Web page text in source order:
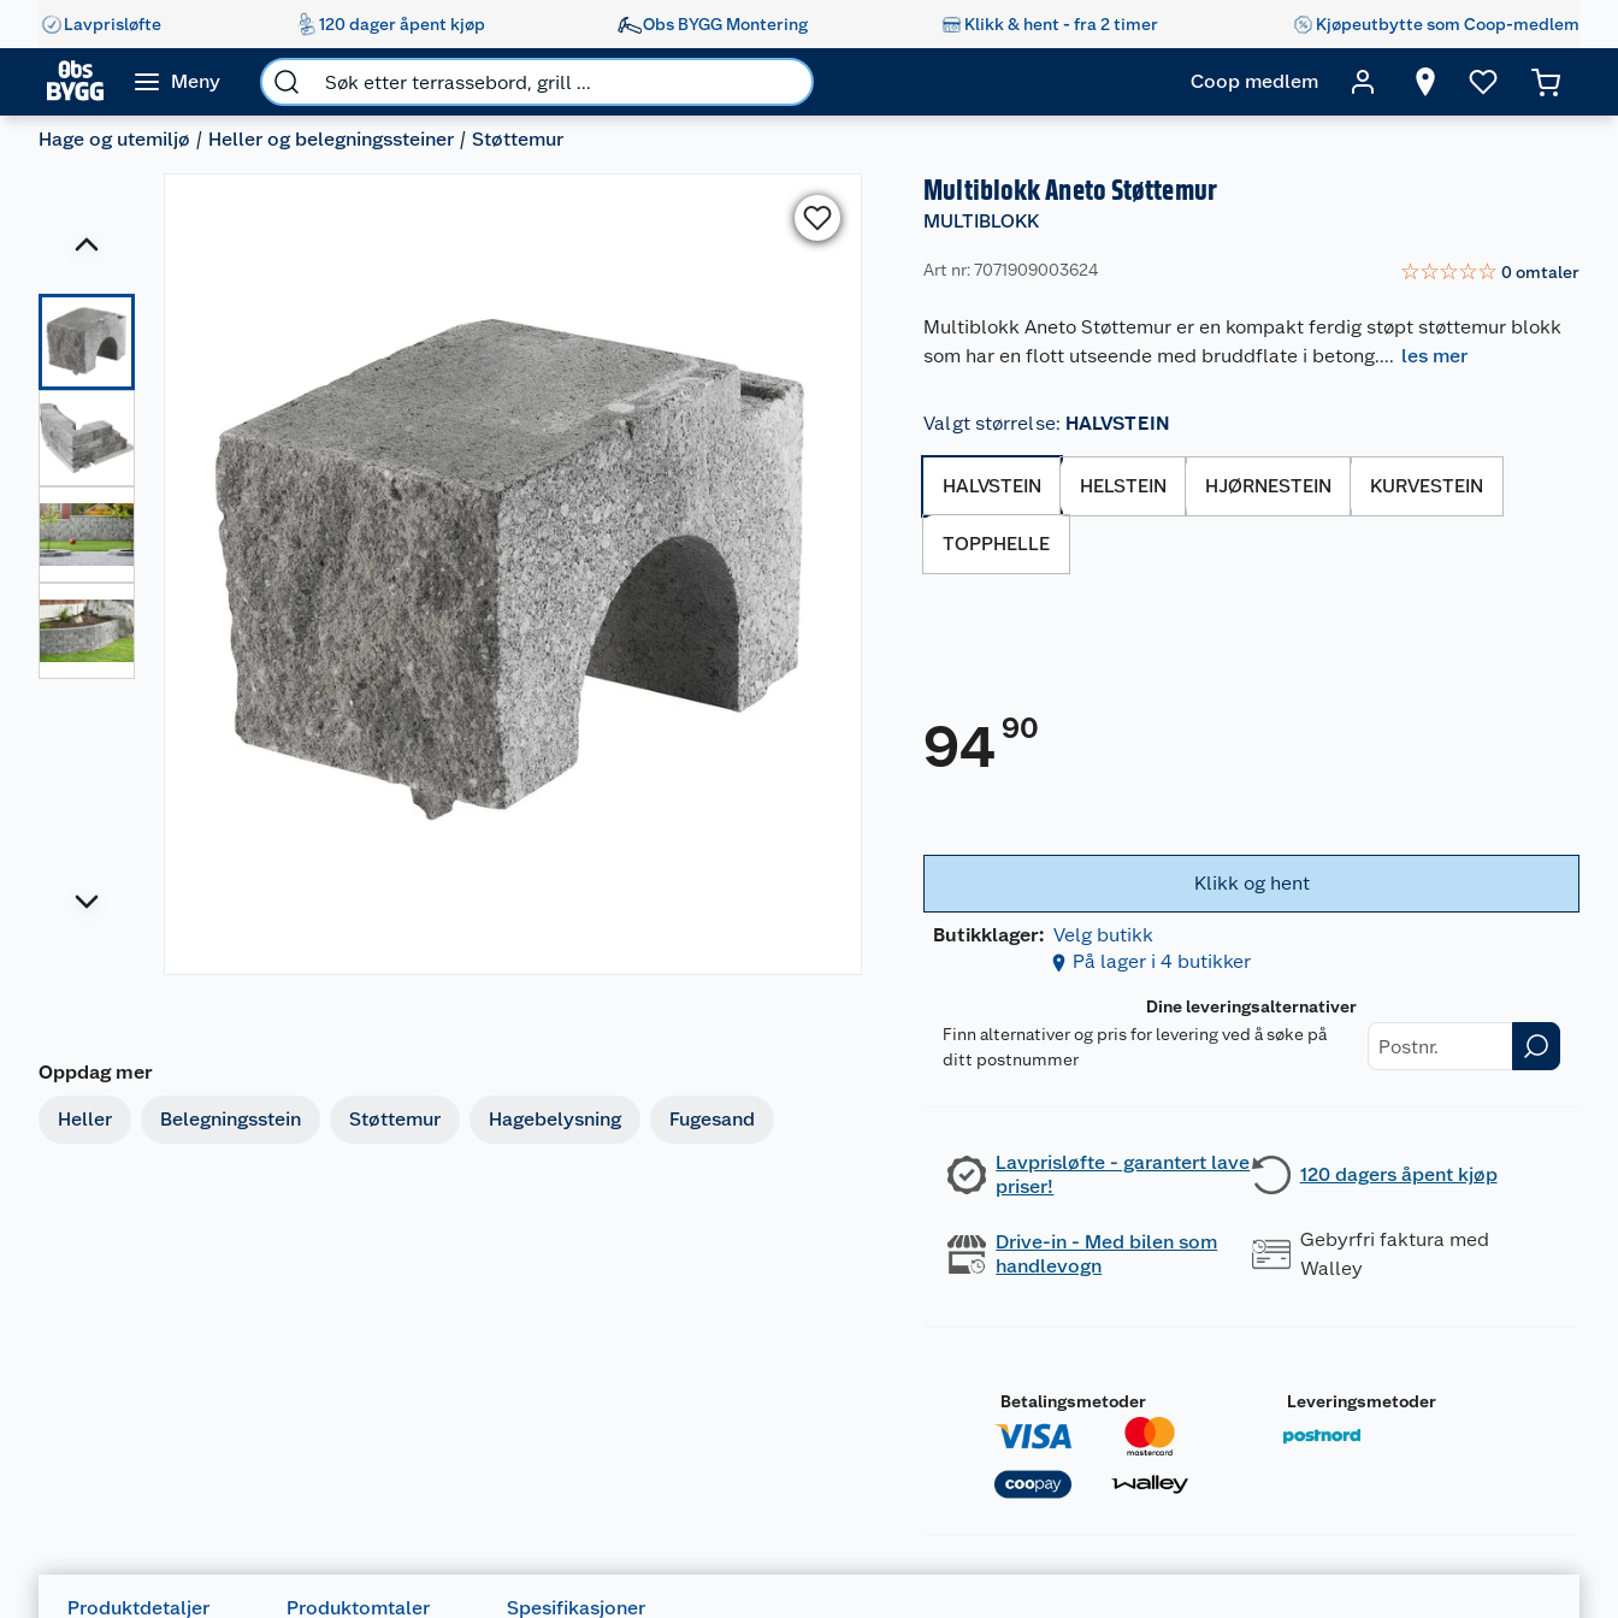
Lavprisløfte 120 dager åpent kjøp Obs BYGG Montering Klikk & hent - fra 2 timer Kjøpeutbytte som Coop-medlem
Meny Coop medlem
Hage og utemiljø Heller og belegningssteiner Støttemur
Oppdag mer
Heller Belegningsstein Støttemur Hagebelysning Fugesand
Multiblokk Aneto Støttemur
MULTIBLOKK
Art nr: 7071909003624 ☆☆☆☆☆ 0omtaler
Multiblokk Aneto Støttemur er en kompakt ferdig støpt støttemur blokk
som har en flott utseende med bruddflate i betong.... les mer
Valgt størrelse: HALVSTEIN
HALVSTEIN HELSTEIN HJØRNESTEIN KURVESTEIN
TOPPHELLE
94 90
Klikk og hent
Butikklager: Velg butikk
På lager i 4 butikker
Dine leveringsalternativer
Finn alternativer og pris for levering ved å søke på
ditt postnummer
Lavprisløfte - garantert lave
priser!
120 dagers åpent kjøp
Drive-in - Med bilen som
handlevogn
Gebyrfri faktura med
Walley
Betalingsmetoder Leveringsmetoder
Produktdetaljer Produktomtaler Spesifikasjoner